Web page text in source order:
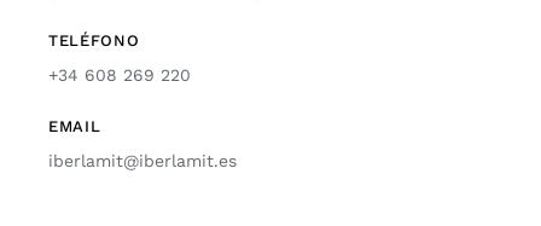
TELÉFONO
+34 608 269 220
EMAIL
iberlamit@iberlamit.es